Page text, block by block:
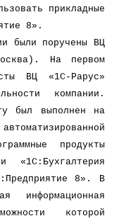
прикладные
8».
были поручены ВЦ
На первом
ВЦ «1С-Рарус»
компании.
был выполнен на
продукты
«1С:Бухгалтерия
8». В
информационная
которой